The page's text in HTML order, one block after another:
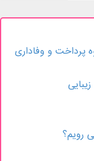
پرداخت و وفاداری
‌رویم؟